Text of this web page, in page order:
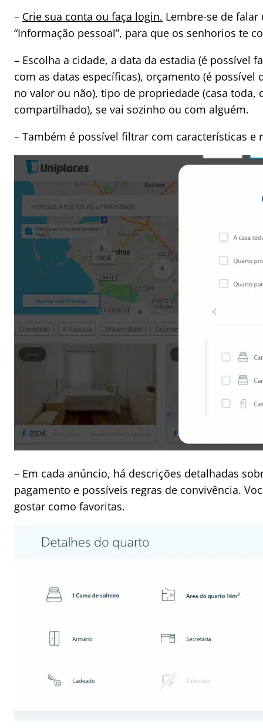
– Crie sua conta ou faça login. Lembre-se de
“Informação pessoal”, para que os senhorios te
– Escolha a cidade, a data da estadia (é possível
com as datas específicas), orçamento (é
no valor ou não), tipo de propriedade (casa
compartilhado), se vai sozinho ou com alguém.
– Também é possível filtrar com características e
– Em cada anúncio, há descrições detalhadas
pagamento e possíveis regras de convivência.
gostar como favoritas.